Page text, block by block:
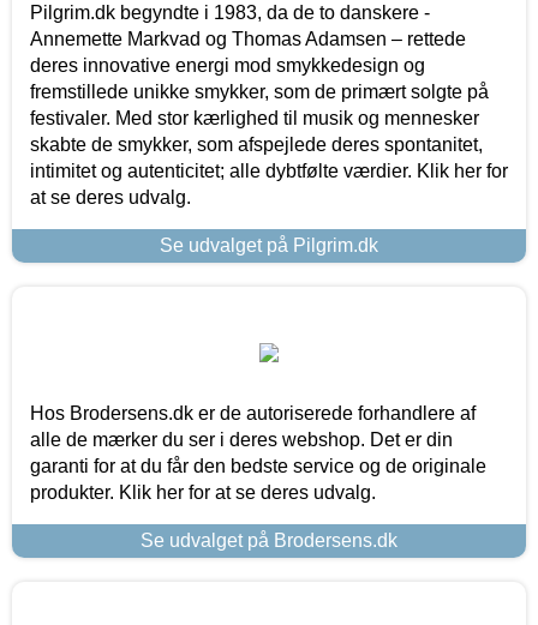
Pilgrim.dk begyndte i 1983, da de to danskere -
Annemette Markvad og Thomas Adamsen – rettede
deres innovative energi mod smykkedesign og
fremstillede unikke smykker, som de primært solgte på
festivaler. Med stor kærlighed til musik og mennesker
skabte de smykker, som afspejlede deres spontanitet,
intimitet og autenticitet; alle dybtfølte værdier. Klik her for
at se deres udvalg.
Se udvalget på Pilgrim.dk
Hos Brodersens.dk er de autoriserede forhandlere af
alle de mærker du ser i deres webshop. Det er din
garanti for at du får den bedste service og de originale
produkter. Klik her for at se deres udvalg.
Se udvalget på Brodersens.dk